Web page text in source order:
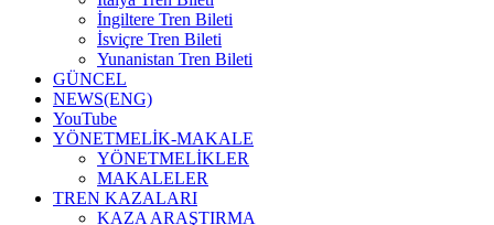
İngiltere Tren Bileti
İsviçre Tren Bileti
Yunanistan Tren Bileti
GÜNCEL
NEWS(ENG)
YouTube
YÖNETMELİK-MAKALE
YÖNETMELİKLER
MAKALELER
TREN KAZALARI
KAZA ARAŞTIRMA